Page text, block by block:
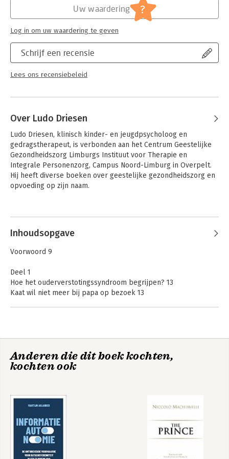
Personen- en familierecht -
Echtscheiding, alimentatie algemeen
Schrijf een recensie
Lees ons recensiebeleid
Uw waardering ?
Log in om uw waardering te geven
Over Ludo Driesen
Ludo Driesen, klinisch kinder- en jeugdpsycholoog en
gedragstherapeut, is verbonden aan het Centrum Geestelijke
Gezondheidszorg Limburgs Instituut voor Therapie en
Integrale Personenzorg, Campus Noord-Limburg in Overpelt.
Hij heeft diverse boeken over geestelijke gezondheidszorg en
opvoeding op zijn naam.
Inhoudsopgave
Voorwoord 9
Deel 1
Hoe het ouderverstotingssyndroom begrijpen? 13
Kaat wil niet meer bij papa op bezoek 13
3 Vorm van kindermishandeling 25
4 Vechtscheiding 26
Hoofdstuk 2
Het ouderverstotingssyndroom anders bekijken? 29
1 Vervreemding versus het PAS 29
2 Kritiek op de kritiek 33
3 PAS en vervreemding 34
4 Diagnose? 37
Anderen die dit boek kochten,
kochten ook